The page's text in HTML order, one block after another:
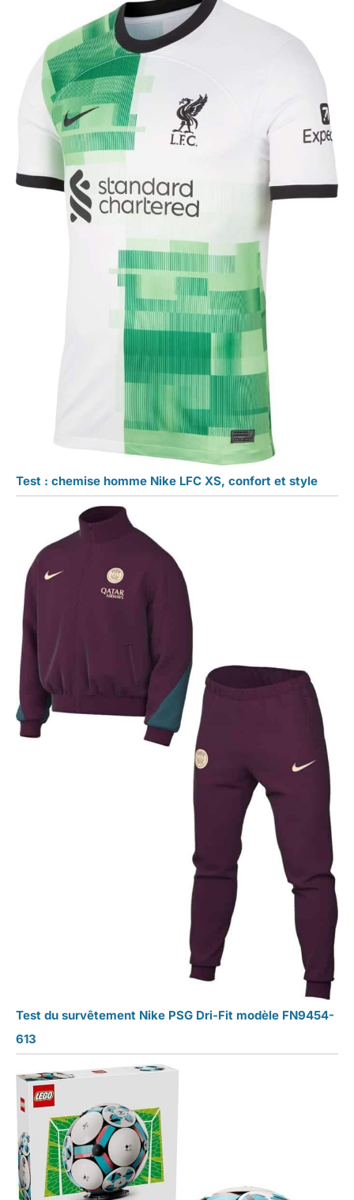
Test : chemise homme Nike LFC XS, confort et style
Test du survêtement Nike PSG Dri-Fit modèle FN9454-
613